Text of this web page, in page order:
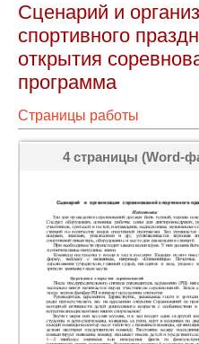
Сценарий и
спортивного
открытия
программа
Страницы работы
4 страницы (Word-